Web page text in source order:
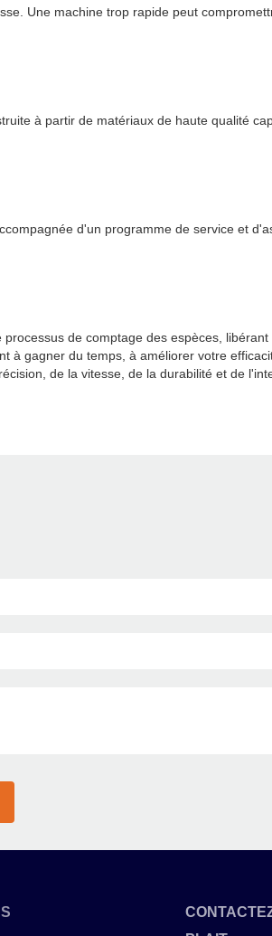
Une machine trop rapide peut
à partir de matériaux de haute qualité
d'un programme de service et
de comptage des espèces,
à gagner du temps, à améliorer votre
de la vitesse, de la durabilité et de